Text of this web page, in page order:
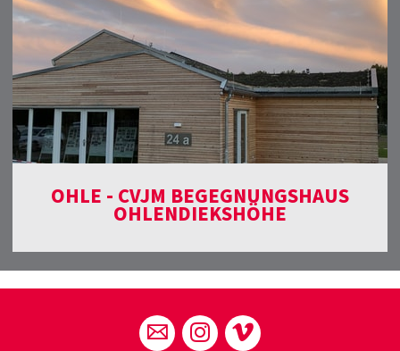
OHLE - CVJM BEGEGNUNGSHAUS
OHLENDIEKSHÖHE